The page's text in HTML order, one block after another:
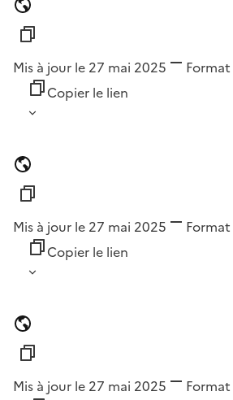
Mis à jour le 27 mai 2025 Format
Copier le lien
Mis à jour le 27 mai 2025 Format
Copier le lien
Mis à jour le 27 mai 2025 Format